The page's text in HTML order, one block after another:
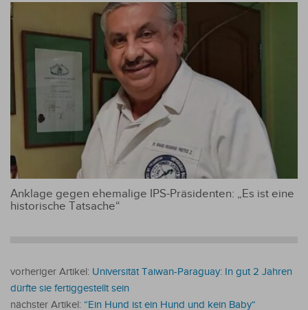
Anklage gegen ehemalige IPS-Präsidenten: „Es ist eine
historische Tatsache“
vorheriger Artikel: Universität Taiwan-Paraguay: In gut 2 Jahren
dürfte sie fertiggestellt sein
nächster Artikel: “Ein Hund ist ein Hund und kein Baby“